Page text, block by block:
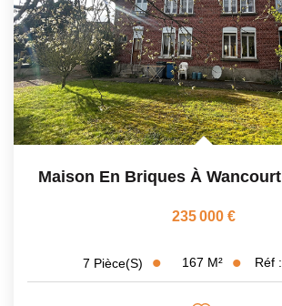
Maison En Briques À Wancourt
235 000 €
7 Pièce(s) 167 M² Réf :